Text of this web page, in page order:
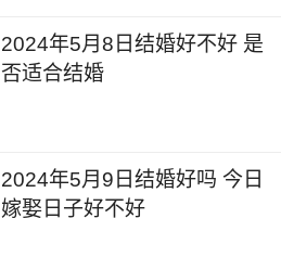
2024年5月8日结婚好不好 是
否适合结婚
2024年5月9日结婚好吗 今日
嫁娶日子好不好